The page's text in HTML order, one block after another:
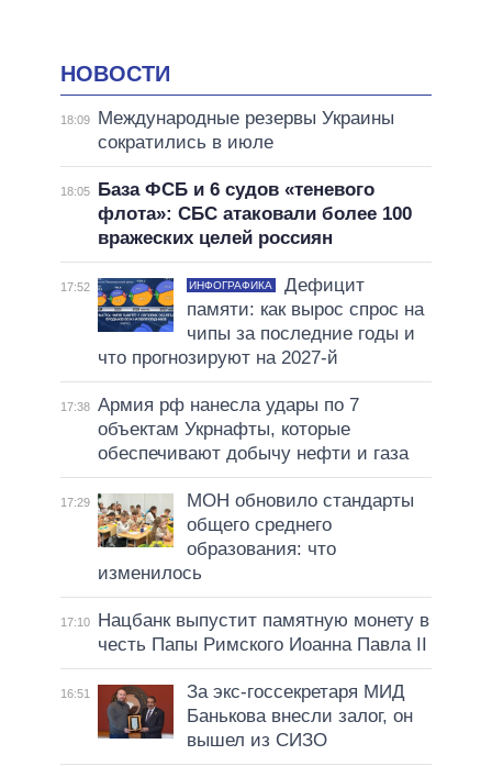
НОВОСТИ
18:09
Международные резервы Украины
сократились в июле
18:05
База ФСБ и 6 судов «теневого
флота»: СБС атаковали более 100
вражеских целей россиян
17:52 ИНФОГРАФИКА
Дефицит
памяти: как вырос спрос на
чипы за последние годы и
что прогнозируют на 2027-й
17:38 Армия рф нанесла удары по 7
объектам Укрнафты, которые
обеспечивают добычу нефти и газа
17:29
МОН обновило стандарты
общего среднего
образования: что
изменилось
17:10
Нацбанк выпустит памятную монету в
честь Папы Римского Иоанна Павла II
16:51
За экс-госсекретаря МИД
Банькова внесли залог, он
вышел из СИЗО